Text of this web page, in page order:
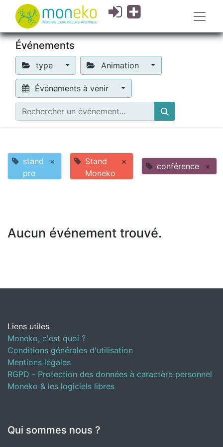
Événements
type Animation
Événements à venir
stand
pro
×
Stand
Moneko
× conférence ×
Aucun événement trouvé.
Liens utiles
Moneko, c'est quoi ?
Conditions générales d'utilisation
Mentions légales
RGPD - Protection des données à caractère personnel
Moneko & les logiciels libres
Qui sommes nous ?